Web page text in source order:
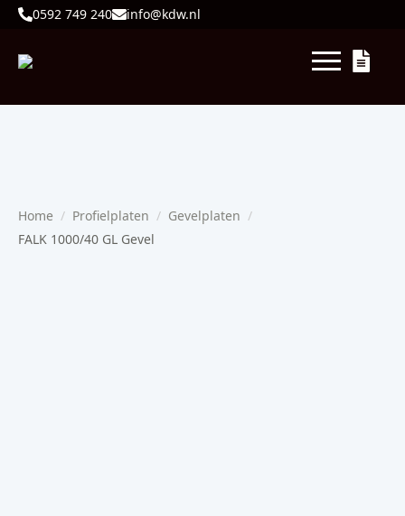
0592 749 240 info@kdw.nl
Home Profielplaten
Gevelplaten
FALK 1000/40 GL Gevel